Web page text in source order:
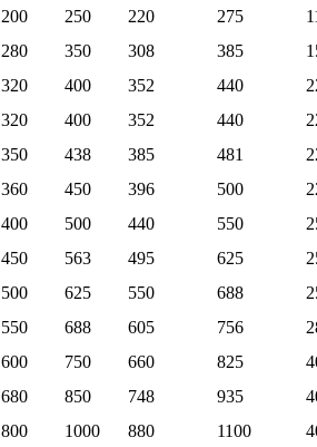
200 250 220 275
280 350 308 385
320 400 352 440
320 400 352 440
350 438 385 481
360 450 396 500
400 500 440 550
450 563 495 625
500 625 550 688
550 688 605 756
600 750 660 825
680 850 748 935
800 1000 880 1100